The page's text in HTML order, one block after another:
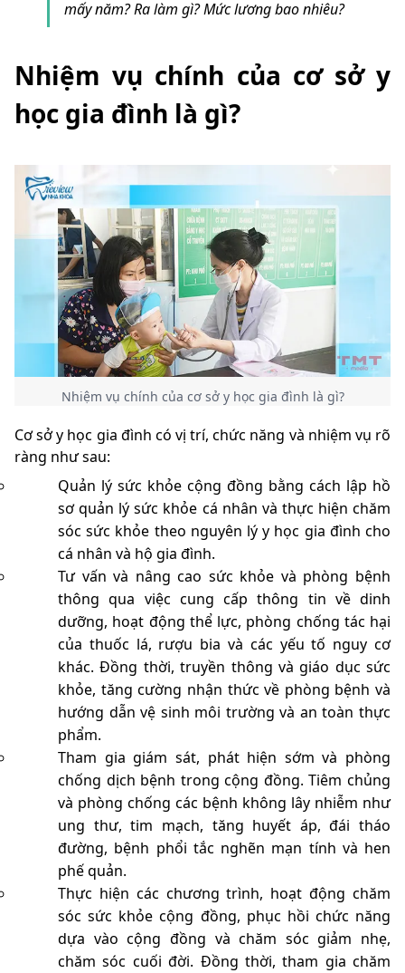
mấy năm? Ra làm gì? Mức lương bao nhiêu?
Nhiệm vụ chính của cơ sở y
học gia đình là gì?
Nhiệm vụ chính của cơ sở y học gia đình là gì?
Cơ sở y học gia đình có vị trí, chức năng và nhiệm vụ rõ
ràng như sau:
Quản lý sức khỏe cộng đồng bằng cách lập hồ
sơ quản lý sức khỏe cá nhân và thực hiện chăm
sóc sức khỏe theo nguyên lý y học gia đình cho
cá nhân và hộ gia đình.
Tư vấn và nâng cao sức khỏe và phòng bệnh
thông qua việc cung cấp thông tin về dinh
dưỡng, hoạt động thể lực, phòng chống tác hại
của thuốc lá, rượu bia và các yếu tố nguy cơ
khác. Đồng thời, truyền thông và giáo dục sức
khỏe, tăng cường nhận thức về phòng bệnh và
hướng dẫn vệ sinh môi trường và an toàn thực
phẩm.
Tham gia giám sát, phát hiện sớm và phòng
chống dịch bệnh trong cộng đồng. Tiêm chủng
và phòng chống các bệnh không lây nhiễm như
ung thư, tim mạch, tăng huyết áp, đái tháo
đường, bệnh phổi tắc nghẽn mạn tính và hen
phế quản.
Thực hiện các chương trình, hoạt động chăm
sóc sức khỏe cộng đồng, phục hồi chức năng
dựa vào cộng đồng và chăm sóc giảm nhẹ,
chăm sóc cuối đời. Đồng thời, tham gia chăm